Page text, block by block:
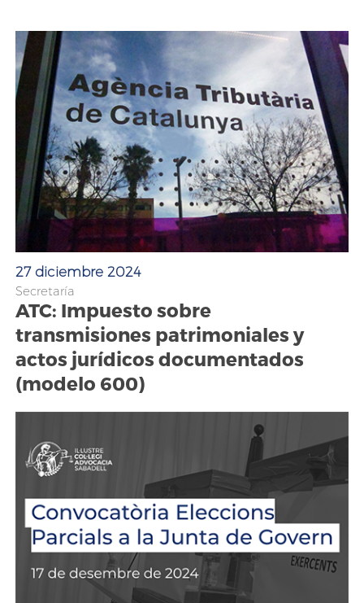
27 diciembre 2024
Secretaría
ATC: Impuesto sobre
transmisiones patrimoniales y
actos jurídicos documentados
(modelo 600)